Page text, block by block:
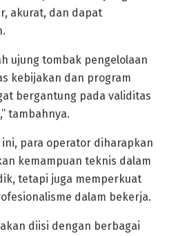
akurat, dan dapat
ujung tombak pengelolaan
kebijakan dan program
bergantung pada validitas
tambahnya.
para operator diharapkan
kemampuan teknis dalam
tetapi juga memperkuat
dalam bekerja.
diisi dengan berbagai